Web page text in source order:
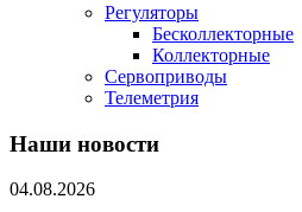
Регуляторы
Бесколлекторные
Коллекторные
Сервоприводы
Телеметрия
Наши новости
04.08.2026